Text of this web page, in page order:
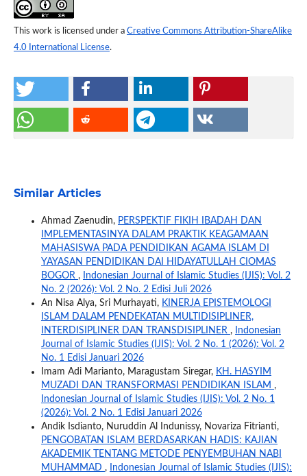
This work is licensed under a Creative Commons Attribution-ShareAlike
4.0 International License.
Similar Articles
Ahmad Zaenudin, PERSPEKTIF FIKIH IBADAH DAN
IMPLEMENTASINYA DALAM PRAKTIK KEAGAMAAN
MAHASISWA PADA PENDIDIKAN AGAMA ISLAM DI
YAYASAN PENDIDIKAN DAI HIDAYATULLAH CIOMAS
BOGOR ,
Indonesian Journal of Islamic Studies (IJIS): Vol. 2
No. 2 (2026): Vol. 2 No. 2 Edisi Juli 2026
An Nisa Alya, Sri Murhayati, KINERJA EPISTEMOLOGI
ISLAM DALAM PENDEKATAN MULTIDISIPLINER,
INTERDISIPLINER DAN TRANSDISIPLINER ,
Indonesian
Journal of Islamic Studies (IJIS): Vol. 2 No. 1 (2026): Vol. 2
No. 1 Edisi Januari 2026
Imam Adi Marianto, Maragustam Siregar, KH. HASYIM
MUZADI DAN TRANSFORMASI PENDIDIKAN ISLAM ,
Indonesian Journal of Islamic Studies (IJIS): Vol. 2 No. 1
(2026): Vol. 2 No. 1 Edisi Januari 2026
Andik Isdianto, Nuruddin Al Indunissy, Novariza Fitrianti,
PENGOBATAN ISLAM BERDASARKAN HADIS: KAJIAN
AKADEMIK TENTANG METODE PENYEMBUHAN NABI
MUHAMMAD ,
Indonesian Journal of Islamic Studies (IJIS):